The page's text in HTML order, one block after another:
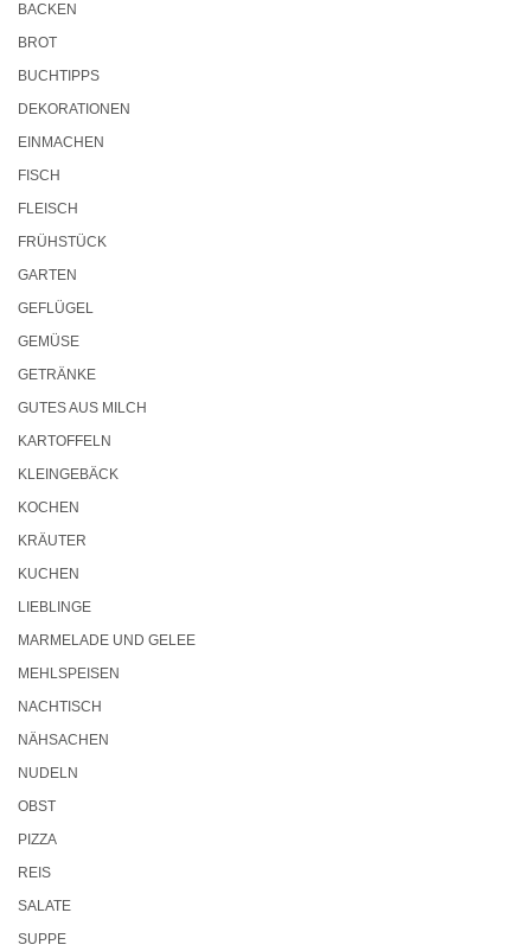
BACKEN
BROT
BUCHTIPPS
DEKORATIONEN
EINMACHEN
FISCH
FLEISCH
FRÜHSTÜCK
GARTEN
GEFLÜGEL
GEMÜSE
GETRÄNKE
GUTES AUS MILCH
KARTOFFELN
KLEINGEBÄCK
KOCHEN
KRÄUTER
KUCHEN
LIEBLINGE
MARMELADE UND GELEE
MEHLSPEISEN
NACHTISCH
NÄHSACHEN
NUDELN
OBST
PIZZA
REIS
SALATE
SUPPE